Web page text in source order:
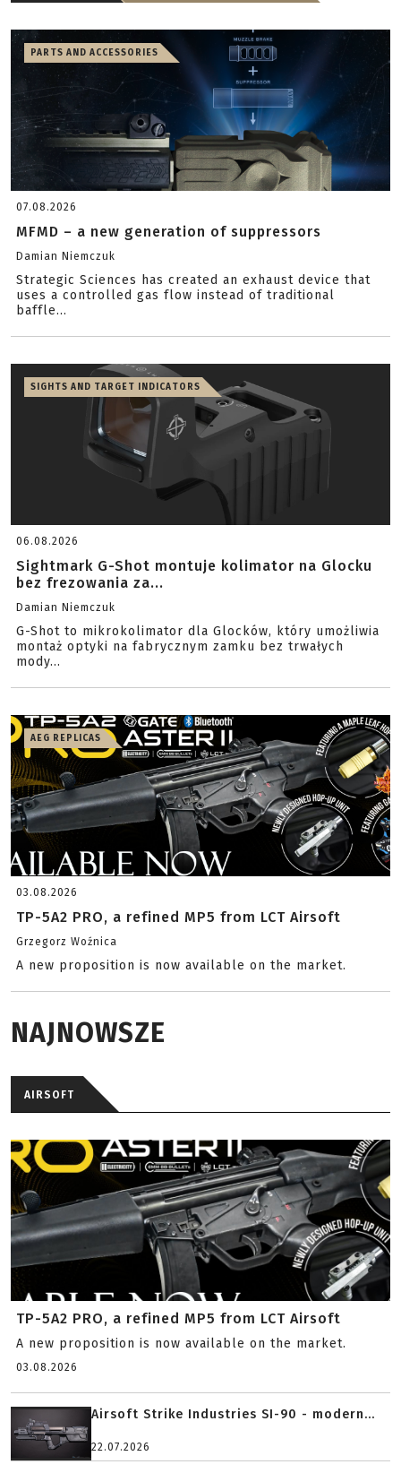
PARTS AND ACCESSORIES
07.08.2026
MFMD – a new generation of suppressors
Damian Niemczuk
Strategic Sciences has created an exhaust device that
uses a controlled gas flow instead of traditional
baffle...
SIGHTS AND TARGET INDICATORS
06.08.2026
Sightmark G-Shot montuje kolimator na Glocku
bez frezowania za...
Damian Niemczuk
G-Shot to mikrokolimator dla Glocków, który umożliwia
montaż optyki na fabrycznym zamku bez trwałych
mody...
AEG REPLICAS
03.08.2026
TP-5A2 PRO, a refined MP5 from LCT Airsoft
Grzegorz Woźnica
A new proposition is now available on the market.
NAJNOWSZE
AIRSOFT
TP-5A2 PRO, a refined MP5 from LCT Airsoft
A new proposition is now available on the market.
03.08.2026
Airsoft Strike Industries SI-90 - modern...
22.07.2026